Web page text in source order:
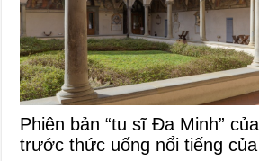
Phiên bản “tu sĩ Đa Minh”
trước thức uống nổi tiếng